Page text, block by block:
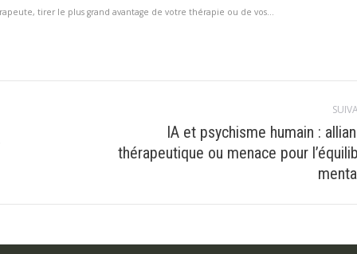
tirer le plus grand avantage de votre thérapie ou de vos...
IA et psychisme humain :
thérapeutique ou menace pour